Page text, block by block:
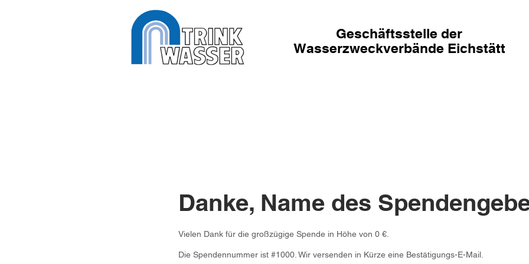
Geschäftsstelle der
Wasserzweckverbände Eichstätt
Danke, Name des
Vielen Dank für die großzügige Spende in Höhe von 0 €.
Die Spendennummer ist #1000. Wir versenden in Kürze eine Bestätigungs-E-Mail.